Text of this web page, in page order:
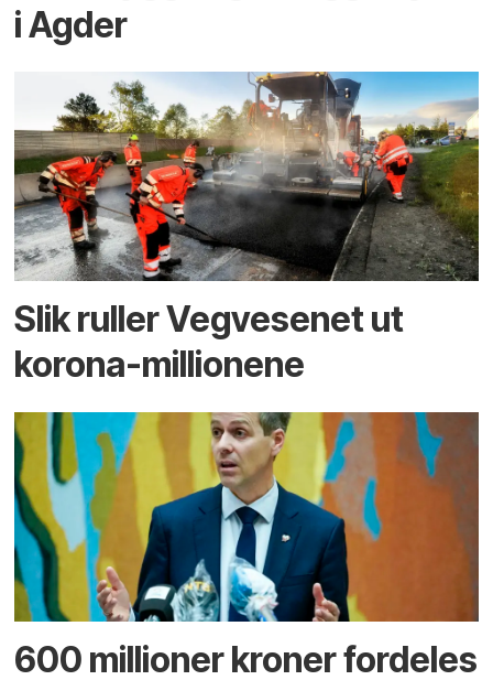
i Agder
Slik ruller Vegvesenet ut
korona-millionene
600 millioner kroner fordeles